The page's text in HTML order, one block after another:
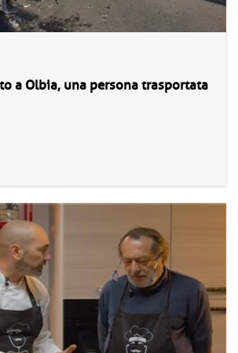
a Olbia, una persona trasportata